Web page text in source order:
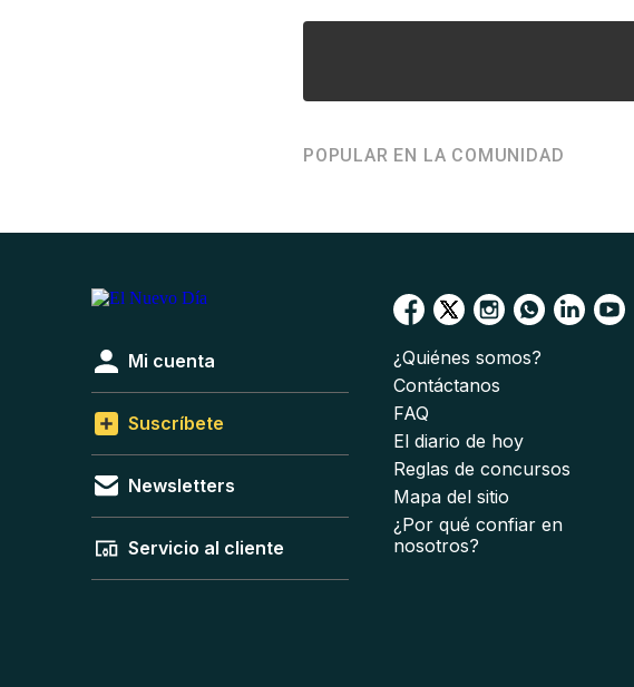
POPULAR EN LA COMUNIDAD
Mi cuenta
Suscríbete
Newsletters
Servicio al cliente
¿Quiénes somos?
Contáctanos
FAQ
El diario de hoy
Reglas de concursos
Mapa del sitio
¿Por qué confiar en
nosotros?